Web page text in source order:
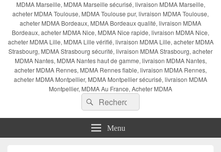
MDMA Marseille, MDMA Marseille sécurisé, livraison MDMA Marseille,
acheter MDMA Toulouse, MDMA Toulouse pur, livraison MDMA Toulouse,
acheter MDMA Bordeaux, MDMA Bordeaux qualité, livraison MDMA
Bordeaux, acheter MDMA Nice, MDMA Nice rapide, livraison MDMA Nice,
acheter MDMA Lille, MDMA Lille vérifié, livraison MDMA Lille, acheter MDMA
Strasbourg, MDMA Strasbourg sécurité, livraison MDMA Strasbourg, acheter
MDMA Nantes, MDMA Nantes haut de gamme, livraison MDMA Nantes,
acheter MDMA Rennes, MDMA Rennes fiable, livraison MDMA Rennes,
acheter MDMA Montpellier, MDMA Montpellier sécurisé, livraison MDMA
Montpellier, MDMA Au France, Acheter MDMA
Recherche :
Rechercher
Menu